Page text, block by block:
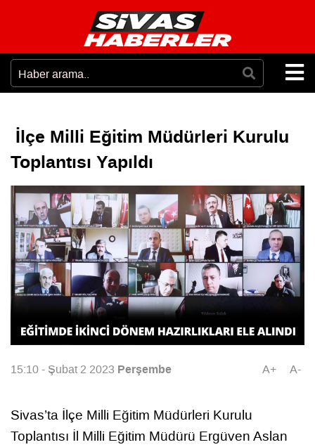
İlçe Milli Eğitim Müdürleri Kurulu
Toplantısı Yapıldı
15:10 - Şubat 2 2023 Perşembe A+ A-
Sivas’ta İlçe Milli Eğitim Müdürleri Kurulu
Toplantısı İl Milli Eğitim Müdürü Ergüven Aslan